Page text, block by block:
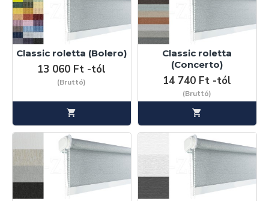
Classic roletta (Bolero)
13 060 Ft -tól
(Bruttó)
Classic roletta
(Concerto)
14 740 Ft -tól
(Bruttó)